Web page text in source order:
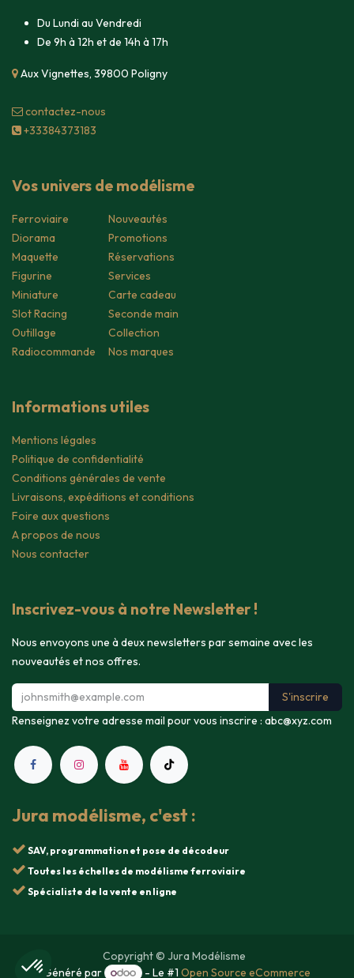
Du Lundi au Vendredi
De 9h à 12h et de 14h à 17h
Aux Vignettes, 39800 Poligny
contacte​z-nous
+33384373183
Vos univers de modélisme
Ferroviaire
Diorama
Maquette
Figurine
Miniature
Slot Racing
Outillage
Radiocommande
Nouveautés
Promotions
Réservations
Services
Carte cadeau
Seconde main
Collection
Nos marques
Informations utiles
Mentions légales
Politique de confidentialité
Conditions générales de vente
Livraisons, expéditions et conditions
Foire aux questions
A propos de nous
Nous contacter
Inscrivez-vous à notre Newsletter !
Nous envoyons une à deux newsletters par semaine avec les
nouveautés et nos offres.
S'inscrire
Renseignez votre adresse mail pour vous inscrire : abc@xyz.com
Jura modélisme, c'est :
SAV, programmation et pose de décodeur
Toutes les échelles de modélisme ferroviaire
Spécialiste de la vente en ligne
Copyright © Jura Modélisme
Généré par
- Le #1Open Source eCommerce